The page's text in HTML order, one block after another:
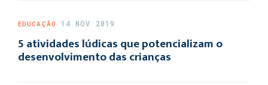
EDUCAÇÃO 14 NOV 2019
5 atividades lúdicas que potencializam o
desenvolvimento das crianças